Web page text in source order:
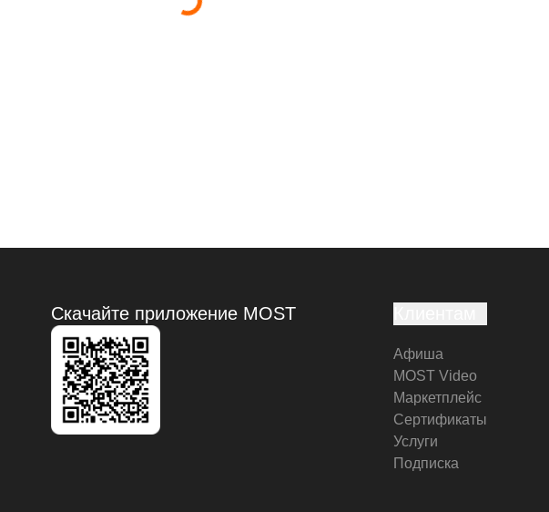
Скачайте приложение MOST
Афиша
MOST Video
Маркетплейс
Сертификаты
Услуги
Подписка